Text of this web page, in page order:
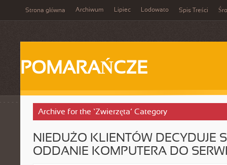
Strona główna Archiwum Lipiec Lodowato Spis Treści
POMARAŃCZE
Archive for the ‘Zwierzęta’ Category
NIEDUŻO KLIENTÓW DECYDUJE
ODDANIE KOMPUTERA DO